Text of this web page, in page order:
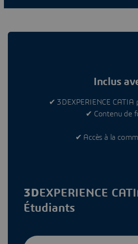
Inclus
✔ 3DEXPERIENCE
✔ Contenu de
✔ Accès à la
3DEXPERIENCE
Étudiants